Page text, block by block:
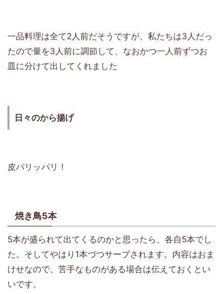
一品料理は全て2人前だそうですが、私たちは3人だっ
たので量を3人前に調節して、なおかつ一人前ずつお
皿に分けて出してくれました
日々のから揚げ
皮パリッパリ！
焼き鳥5本
5本が盛られて出てくるのかと思ったら、各自5本でし
た。そしてやはり1本づつサーブされます。内容はおま
けせなので、苦手なものがある場合は伝えておくとい
いです。